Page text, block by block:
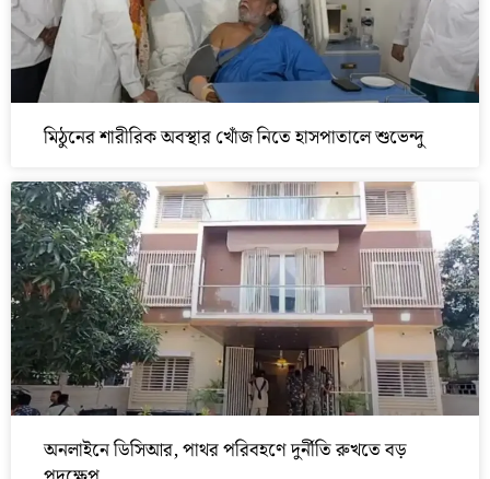
মিঠুনের শারীরিক অবস্থার খোঁজ নিতে হাসপাতালে শুভেন্দু
অনলাইনে ডিসিআর, পাথর পরিবহণে দুর্নীতি রুখতে বড়